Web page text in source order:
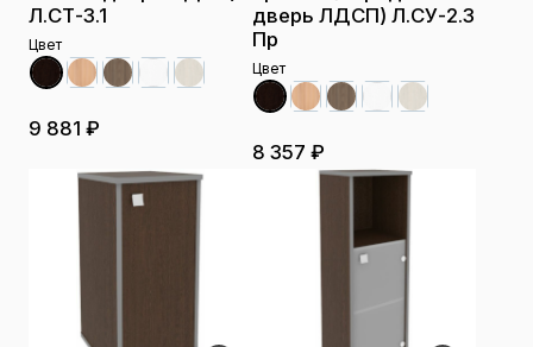
Л.СТ-3.1
Цвет
9 881 ₽
дверь ЛДСП) Л.СУ-2.3
Пр
Цвет
8 357 ₽